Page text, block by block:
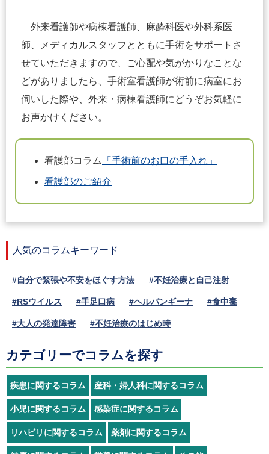
外来看護師や病棟看護師、麻酔科医や外科系医
師、メディカルスタッフとともに手術をサポートさ
せていただきますので、ご心配や気がかりなことな
どがありましたら、手術室看護師が術前に病室にお
伺いした際や、外来・病棟看護師にどうぞお気軽に
お声かけください。
看護部コラム 「手術前のお口の手入れ」
看護部のご紹介
人気のコラムキーワード
#自分で緊張や不安をほぐす方法 #不妊治療と自己注射
#RSウイルス #手足口病 #ヘルパンギーナ #食中毒
#大人の発達障害 #不妊治療のはじめ時
カテゴリーでコラムを探す
疾患に関するコラム 産科・婦人科に関するコラム
小児に関するコラム 感染症に関するコラム
リハビリに関するコラム 薬剤に関するコラム